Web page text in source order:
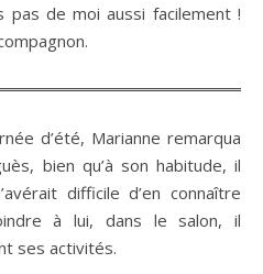
de moi aussi facilement !
d’été, Marianne remarqua
bien qu’à son habitude, il
difficile d’en connaître
à lui, dans le salon, il
ses activités.